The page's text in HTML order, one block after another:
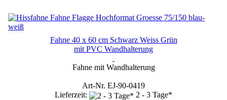
Fahne 40 x 60 cm Schwarz Weiss Grün
mit PVC Wandhalterung
Fahne mit Wandhalterung
Art-Nr. EJ-90-0419
Lieferzeit:
2 - 3 Tage*